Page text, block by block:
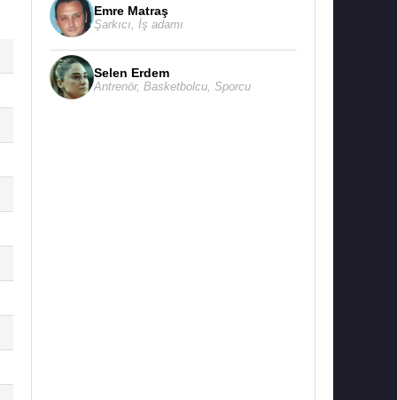
Emre Matraş
Şarkıcı İş adamı
Selen Erdem
Antrenör, Basketbolcu, Sporcu